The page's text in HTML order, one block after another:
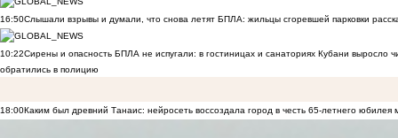
16:50Слышали взрывы и думали, что снова летят БПЛА: жильцы сгоревшей парковки
10:22Сирены и опасность БПЛА не испугали: в гостиницах и санаториях Кубани выросло
обратились в полицию
18:00Каким был древний Танаис: нейросеть воссоздала город в честь 65-летнего юбилея